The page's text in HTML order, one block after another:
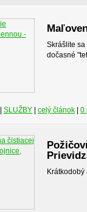
Skrášlite
dočasné
SLUŽBY celý článok 0